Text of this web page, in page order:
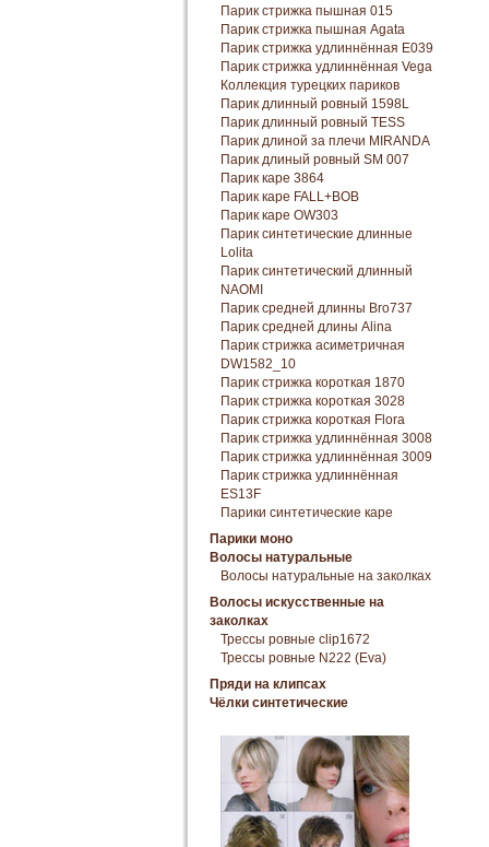
Парик стрижка пышная 015
Парик стрижка пышная Agata
Парик стрижка удлиннённая E039
Парик стрижка удлиннённая Vega
Коллекция турецких париков
Парик длинный ровный 1598L
Парик длинный ровный TESS
Парик длиной за плечи MIRANDA
Парик длиный ровный SM 007
Парик каре 3864
Парик каре FALL+BOB
Парик каре OW303
Парик синтетические длинные
Lolita
Парик синтетический длинный
NAOMI
Парик средней длинны Bro737
Парик средней длины Alina
Парик стрижка асиметричная
DW1582_10
Парик стрижка короткая 1870
Парик стрижка короткая 3028
Парик стрижка короткая Florа
Парик стрижка удлиннённая 3008
Парик стрижка удлиннённая 3009
Парик стрижка удлиннённая
ES13F
Парики синтетические каре
Парики моно
Волосы натуральные
Волосы натуральные на заколках
Волосы искусственные на
заколках
Трессы ровные clip1672
Трессы ровные N222 (Eva)
Пряди на клипсах
Чёлки синтетические